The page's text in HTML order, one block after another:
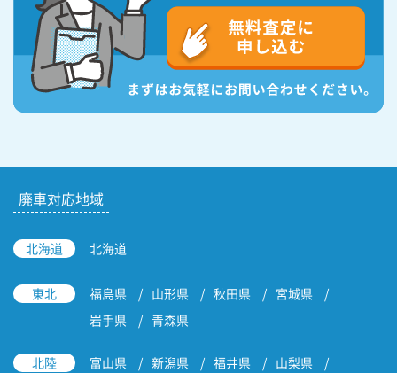
廃車対応地域
北海道 北海道
東北 福島県 山形県 秋田県
宮城県
岩手県
青森県
北陸 富山県 新潟県 福井県
山梨県